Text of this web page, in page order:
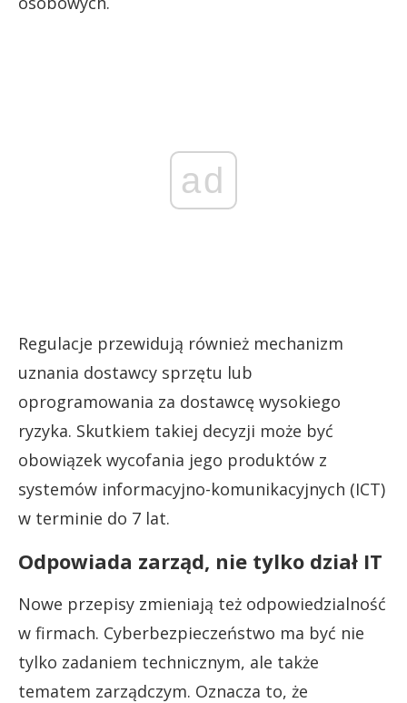
ad
Regulacje przewidują również mechanizm
uznania dostawcy sprzętu lub
oprogramowania za dostawcę wysokiego
ryzyka. Skutkiem takiej decyzji może być
obowiązek wycofania jego produktów z
systemów informacyjno-komunikacyjnych (ICT)
w terminie do 7 lat.
Odpowiada zarząd, nie tylko dział IT
Nowe przepisy zmieniają też odpowiedzialność
w firmach. Cyberbezpieczeństwo ma być nie
tylko zadaniem technicznym, ale także
tematem zarządczym. Oznacza to, że